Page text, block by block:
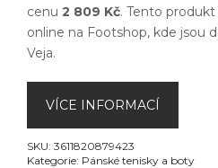
cenu 2 809 Kč. Tento
online na Footshop, kde jsou
Veja.
VÍCE INFORMACÍ
SKU: 3611820879423
Kategorie: Pánské tenisky a boty